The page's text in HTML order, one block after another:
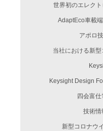
世界初のエレク
AdaptEco車載
アポロ
当社における新
Keysight Design
四会富
技術
新型コロナウ